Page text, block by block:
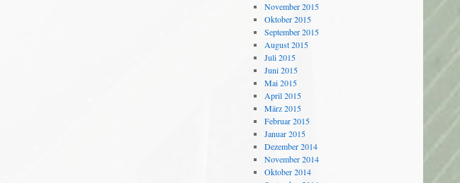
November 2015
Oktober 2015
September 2015
August 2015
Juli 2015
Juni 2015
Mai 2015
April 2015
März 2015
Februar 2015
Januar 2015
Dezember 2014
November 2014
Oktober 2014